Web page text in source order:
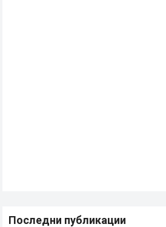
Последни публикации